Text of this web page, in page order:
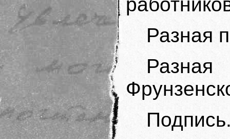
Разная